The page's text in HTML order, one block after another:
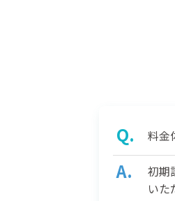
料金
初期
いた